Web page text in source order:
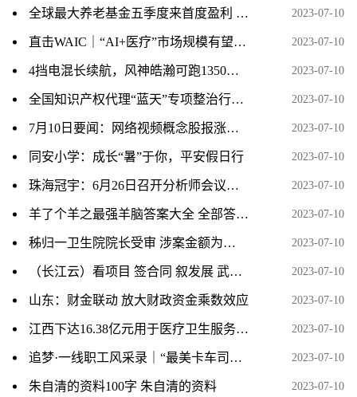
全球最大养老基金五季度来首度盈利 Q1增持苹果、英伟达、特斯拉 2023-07-10
直击WAIC｜“AI+医疗”市场规模有望突破300亿，如何推动创新成果从“实验室”走进“应用场”？ 2023-07-10
4挡电混长续航，风神皓瀚可跑1350公里 2023-07-10
全国知识产权代理“蓝天”专项整治行动现场推进活动在广州举办 2023-07-10
7月10日要闻：网络视频概念股报涨，华谊兄弟涨近5% 2023-07-10
同安小学：成长“暑”于你，平安假日行 2023-07-10
珠海冠宇：6月26日召开分析师会议，银华基金参与 2023-07-10
羊了个羊之最强羊脑答案大全 全部答题题库答案汇总[多图] 2023-07-10
秭归一卫生院院长受审 涉案金额为… 2023-07-10
（长江云）看项目 签合同 叙发展 武汉市咸安商会回乡考察 2023-07-10
山东：财金联动 放大财政资金乘数效应 2023-07-10
江西下达16.38亿元用于医疗卫生服务体系建设 2023-07-10
追梦·一线职工风采录｜“最美卡车司机”的暖心事 2023-07-10
朱自清的资料100字 朱自清的资料 2023-07-10